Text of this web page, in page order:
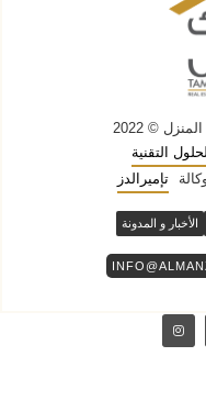
© 2022
التقنية
تإميرالدز
الأخبار و المدونة